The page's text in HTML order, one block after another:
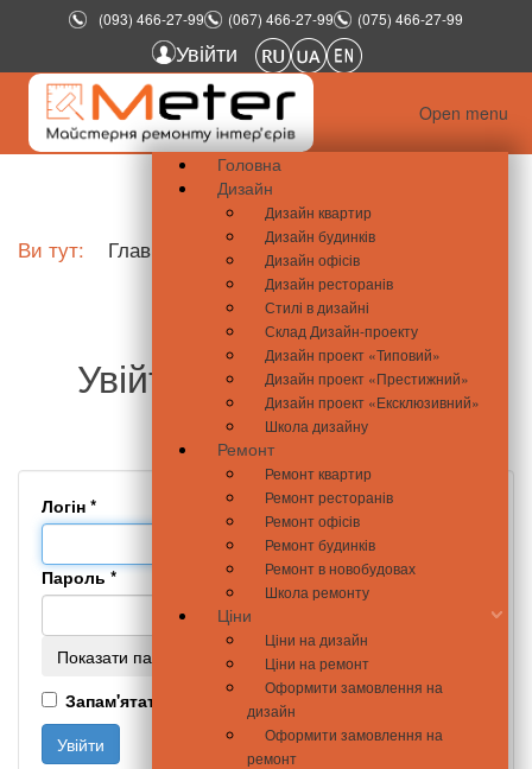
(093) 466-27-99 (067) 466-27-99 (075) 466-27-99
Увійти
Open menu
Головна
Дизайн
Дизайн квартир
Дизайн будинків
Дизайн офісів
Дизайн ресторанів
Стилі в дизайні
Склад Дизайн-проекту
Дизайн проект «Типовий»
Дизайн проект «Престижний»
Дизайн проект «Ексклюзивний»
Школа дизайну
Ремонт
Ремонт квартир
Ремонт ресторанів
Ремонт офісів
Ремонт будинків
Ремонт в новобудовах
Школа ремонту
Ціни
Ціни на дизайн
Ціни на ремонт
Оформити замовлення на
дизайн
Оформити замовлення на
ремонт
Ви тут: Главная Увійти
Увійти - meter.com.ua
Логін *
Пароль*
Показати пароль
Запам'ятати мене
Увійти